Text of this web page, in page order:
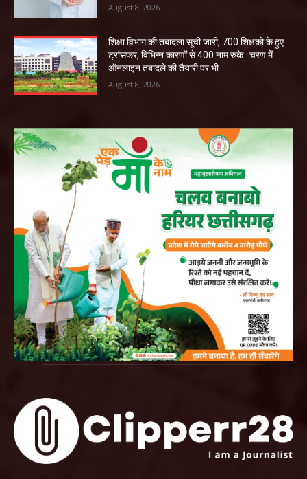
August 8, 2026
शिक्षा विभाग की तबादला सूची जारी, 700 शिक्षको के हुए
ट्रांसफर, विभिन्न कारणों से 400 नाम रुके…चरण में
ऑनलाइन तबादले की तैयारी पर भी...
August 8, 2026